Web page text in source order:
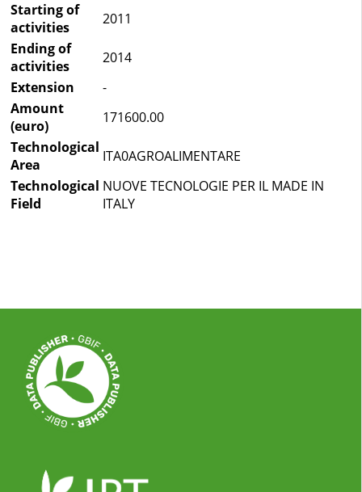
Starting of
activities
2011
Ending of
activities
2014
Extension
-
Amount
(euro)
171600.00
Technological
Area
ITA0AGROALIMENTARE
Technological
Field
NUOVE TECNOLOGIE PER IL MADE IN
ITALY